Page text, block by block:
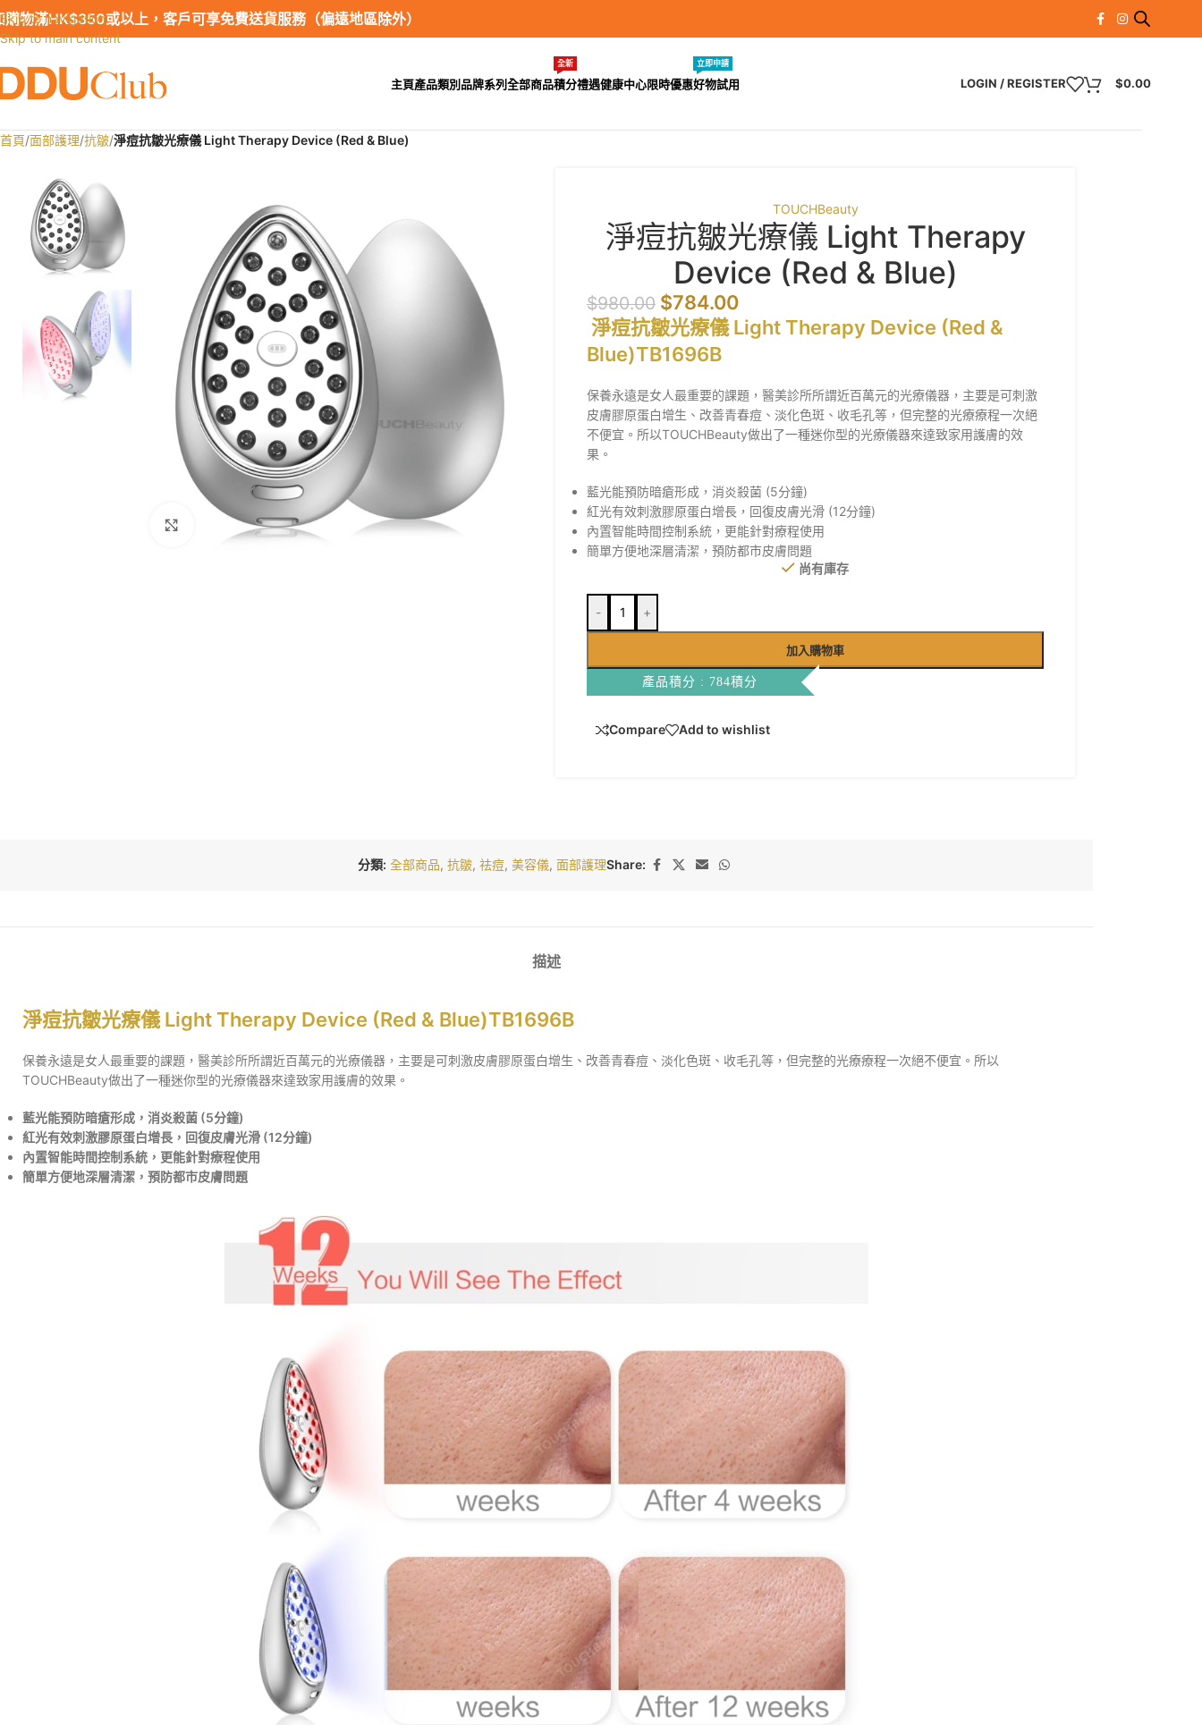
Skip to navigation
Skip to main content
購物滿HK$350或以上，客戶可享免費送貨服務（偏遠地區除外）
主頁產品類別品牌系列全部商品積分禮遇
全新
健康中心限時優惠好物試用
立即申請
LOGIN / REGISTER $0.00
首頁/面部護理/抗皺/淨痘抗皺光療儀 Light Therapy Device (Red & Blue)
Click to enlarge
TOUCHBeauty
淨痘抗皺光療儀 Light Therapy
Device (Red & Blue)
$980.00 $784.00
淨痘抗皺光療儀 Light Therapy Device (Red &
Blue)TB1696B
保養永遠是女人最重要的課題，醫美診所所謂近百萬元的光療儀器，主要是可刺激
皮膚膠原蛋白增生、改善青春痘、淡化色斑、收毛孔等，但完整的光療療程一次絕
不便宜。所以TOUCHBeauty做出了一種迷你型的光療儀器來達致家用護膚的效
果。
藍光能預防暗瘡形成，消炎殺菌 (5分鐘)
紅光有效刺激膠原蛋白增長，回復皮膚光滑 (12分鐘)
內置智能時間控制系統，更能針對療程使用
簡單方便地深層清潔，預防都市皮膚問題
尚有庫存
- +
加入購物車
產品積分 : 784積分
Compare Add to wishlist
分類: 全部商品, 抗皺, 祛痘, 美容儀, 面部護理Share:
描述
淨痘抗皺光療儀 Light Therapy Device (Red & Blue)TB1696B
保養永遠是女人最重要的課題，醫美診所所謂近百萬元的光療儀器，主要是可刺激皮膚膠原蛋白增生、改善青春痘、淡化色斑、收毛孔等，但完整的光療療程一次絕不便宜。所以
TOUCHBeauty做出了一種迷你型的光療儀器來達致家用護膚的效果。
藍光能預防暗瘡形成，消炎殺菌 (5分鐘)
紅光有效刺激膠原蛋白增長，回復皮膚光滑 (12分鐘)
內置智能時間控制系統，更能針對療程使用
簡單方便地深層清潔，預防都市皮膚問題